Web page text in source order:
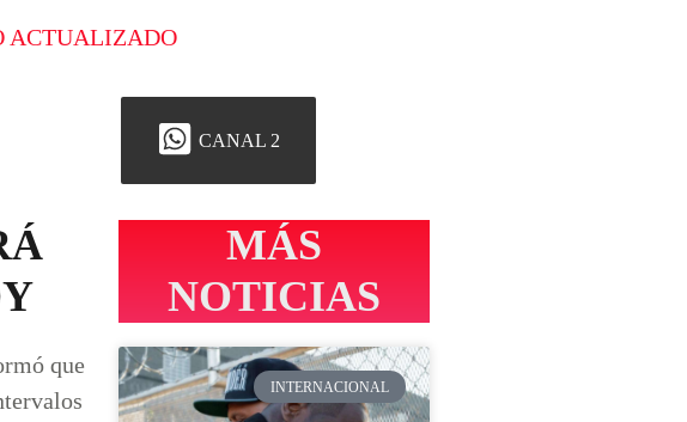
ACTUALIZADO
CANAL 2
que
MÁS
NOTICIAS
INTERNACIONAL